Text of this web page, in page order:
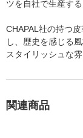
ツを自社で生産する
CHAPAL社の持つ
し、歴史を感じる
スタイリッシュな
関連商品